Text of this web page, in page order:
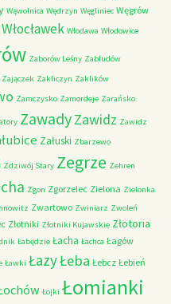
Wąwolnica Wędrzyn Węgliniec Węgrów
Włocławek Włodawa Włodowice
Zaborów Leśny Zabłudów
Zajączek Zakliczyn Zaklików
Zamczysko Zamordeje Zarańsko
ZawadyZawidz Zawidz
Załuski Zbarzewo
Zdziwój Stary Zegrze Zehren
Zgon Zgorzelec Zielona Zielonka
Zwartowo Zwiniarz Zwoleń
Złotniki Złotniki Kujawskie Złotoria
Łabędzie Łacha Łachca Łagów
Ławki ŁazyŁeba Łebcz Łebień
Łojki Łomianki